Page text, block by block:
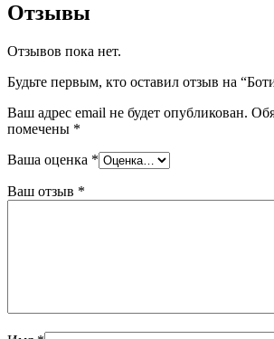
Отзывы
Отзывов пока нет.
Будьте первым, кто оставил отзыв на
Ваш адрес email не будет опубликован.
помечены *
Ваша оценка *
Ваш отзыв *